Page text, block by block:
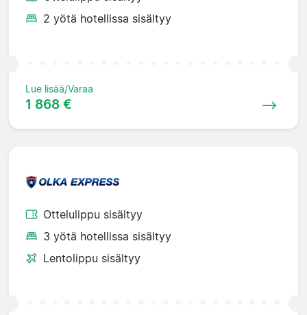
2 yötä hotellissa sisältyy
Lue lisää/Varaa
1 868 €
Ottelulippu sisältyy
3 yötä hotellissa sisältyy
Lentolippu sisältyy